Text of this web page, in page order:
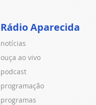
Rádio Aparecida
notícias
ouça ao vivo
podcast
programação
programas